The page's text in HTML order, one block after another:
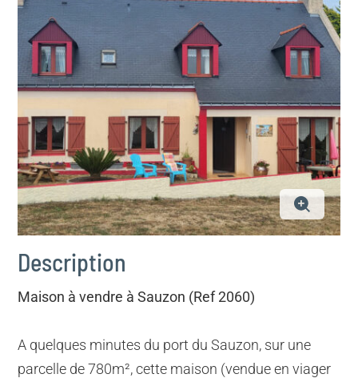
Description
Maison à vendre à Sauzon (Ref 2060)
A quelques minutes du port du Sauzon, sur une
parcelle de 780m², cette maison (vendue en viager